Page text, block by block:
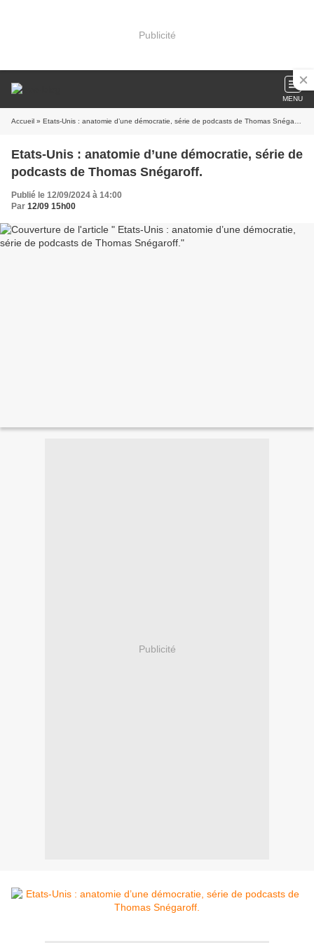
Publicité
MENU
Accueil » Etats-Unis : anatomie d’une démocratie, série de podcasts de Thomas Snégaroff.
Etats-Unis : anatomie d’une démocratie, série de
podcasts de Thomas Snégaroff.
Publié le 12/09/2024 à 14:00
Par 12/09 15h00
Publicité